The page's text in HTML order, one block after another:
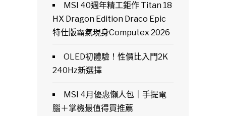
MSI 40週年精工鉅作 Titan 18
HX Dragon Edition Draco Epic
特仕版霸氣現身Computex 2026
OLED初體驗！性價比入門2K
240Hz新選擇
MSI 4月優惠懶人包｜手提電
腦＋掌機最值得買推薦